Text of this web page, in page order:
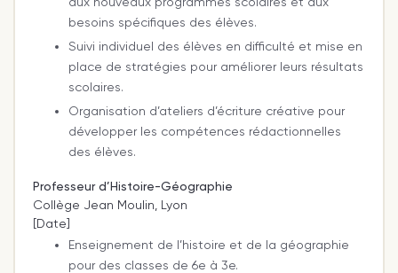
besoins spécifiques des élèves.
Suivi individuel des élèves en difficulté et mise en
place de stratégies pour améliorer leurs résultats
scolaires.
Organisation d’ateliers d’écriture créative pour
développer les compétences rédactionnelles
des élèves.
Professeur d’Histoire-Géographie
Collège Jean Moulin, Lyon
[Date]
Enseignement de l’histoire et de la géographie
pour des classes de 6e à 3e.